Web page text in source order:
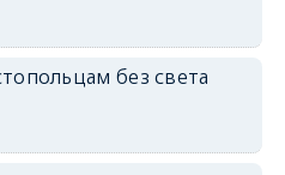
без света